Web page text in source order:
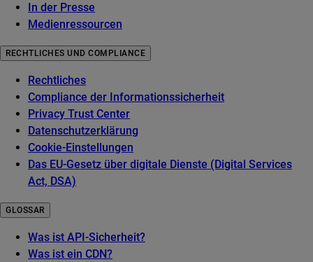
In der Presse
Medienressourcen
RECHTLICHES UND COMPLIANCE
Rechtliches
Compliance der Informationssicherheit
Privacy Trust Center
Datenschutzerklärung
Cookie-Einstellungen
Das EU-Gesetz über digitale Dienste (Digital Services
Act, DSA)
GLOSSAR
Was ist API-Sicherheit?
Was ist ein CDN?